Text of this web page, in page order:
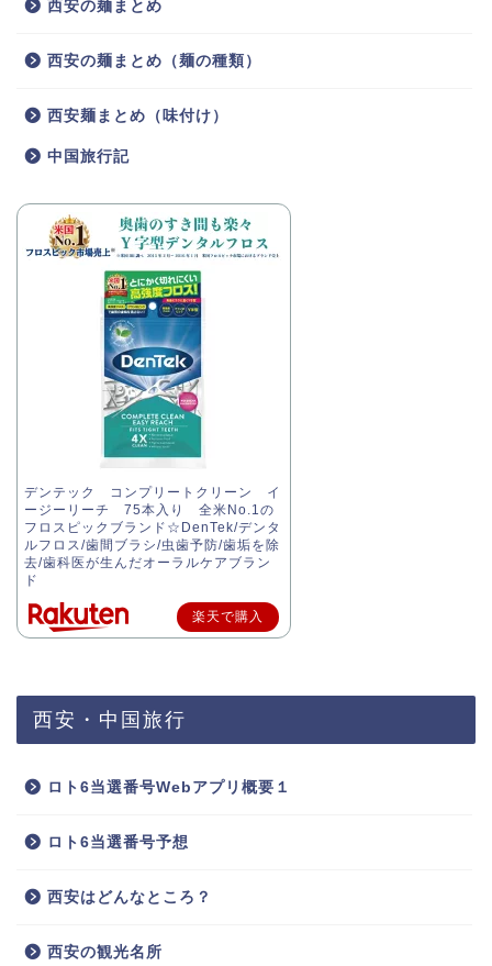
西安の麺まとめ
西安の麺まとめ（麺の種類）
西安麺まとめ（味付け）
中国旅行記
デンテック コンプリートクリーン イ
ージーリーチ 75本入り 全米No.1の
フロスピックブランド☆DenTek/デンタ
ルフロス/歯間ブラシ/虫歯予防/歯垢を除
去/歯科医が生んだオーラルケアブラン
ド
楽天で購入
西安・中国旅行
ロト6当選番号Webアプリ概要１
ロト6当選番号予想
西安はどんなところ？
西安の観光名所